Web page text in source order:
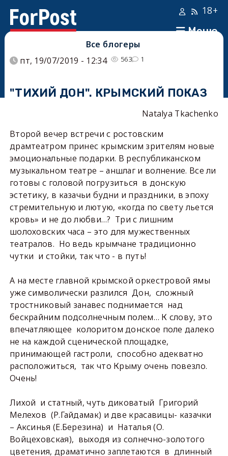
Меню
18+
Все блогеры
пт, 19/07/2019 - 12:34
563 1
"ТИХИЙ ДОН". КРЫМСКИЙ ПОКАЗ
Natalya Tkachenko
Второй вечер встречи с ростовским
драмтеатром принес крымским зрителям новые
эмоциональные подарки. В республиканском
музыкальном театре – аншлаг и волнение. Все ли
готовы с головой погрузиться в донскую
эстетику, в казачьи будни и праздники, в эпоху
стремительную и лютую, «когда по свету льется
кровь» и не до любви…? Три с лишним
шолоховских часа – это для мужественных
театралов. Но ведь крымчане традиционно
чутки и стойки, так что - в путь!
А на месте главной крымской оркестровой ямы
уже символически разлился Дон, сложный
тростниковый занавес поднимается над
бескрайним подсолнечным полем… К слову, это
впечатляющее колоритом донское поле далеко
не на каждой сценической площадке,
принимающей гастроли, способно адекватно
расположиться, так что Крыму очень повезло.
Очень!
Лихой и статный, чуть диковатый Григорий
Мелехов (Р.Гайдамак) и две красавицы- казачки
– Аксинья (Е.Березина) и Наталья (О.
Войцеховская), выходя из солнечно-золотого
цветения, драматично заплетаются в длинный